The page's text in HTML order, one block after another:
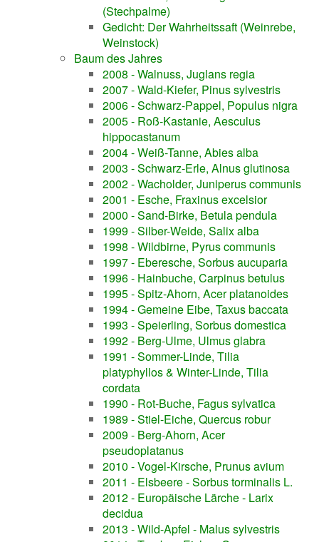
(Stechpalme)
Gedicht: Der Wahrheitssaft (Weinrebe,
Weinstock)
Baum des Jahres
2008 - Walnuss, Juglans regia
2007 - Wald-Kiefer, Pinus sylvestris
2006 - Schwarz-Pappel, Populus nigra
2005 - Roß-Kastanie, Aesculus
hippocastanum
2004 - Weiß-Tanne, Abies alba
2003 - Schwarz-Erle, Alnus glutinosa
2002 - Wacholder, Juniperus communis
2001 - Esche, Fraxinus excelsior
2000 - Sand-Birke, Betula pendula
1999 - Silber-Weide, Salix alba
1998 - Wildbirne, Pyrus communis
1997 - Eberesche, Sorbus aucuparia
1996 - Hainbuche, Carpinus betulus
1995 - Spitz-Ahorn, Acer platanoides
1994 - Gemeine Eibe, Taxus baccata
1993 - Speierling, Sorbus domestica
1992 - Berg-Ulme, Ulmus glabra
1991 - Sommer-Linde, Tilia
platyphyllos & Winter-Linde, Tilia
cordata
1990 - Rot-Buche, Fagus sylvatica
1989 - Stiel-Eiche, Quercus robur
2009 - Berg-Ahorn, Acer
pseudoplatanus
2010 - Vogel-Kirsche, Prunus avium
2011 - Elsbeere - Sorbus torminalis L.
2012 - Europäische Lärche - Larix
decidua
2013 - Wild-Apfel - Malus sylvestris